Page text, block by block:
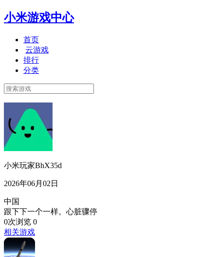
小米游戏中心
首页
云游戏
排行
分类
小米玩家BhX35d
2026年06月02日
中国
跟下下一个一样。心脏骤停
0次浏览 0
相关游戏